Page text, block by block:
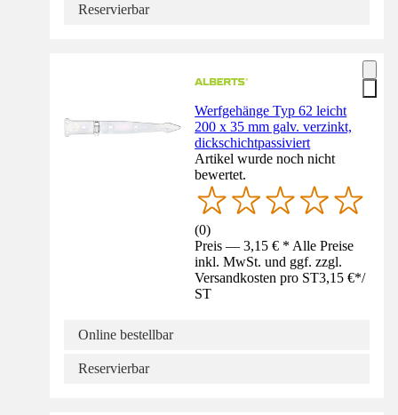
Reservierbar
Werfgehänge Typ 62 leicht
200 x 35 mm galv. verzinkt,
dickschichtpassiviert
Artikel wurde noch nicht
bewertet.
(0)
Preis — 3,15 € * Alle Preise
inkl. MwSt. und ggf. zzgl.
Versandkosten pro ST3,15 €*/
ST
Online bestellbar
Reservierbar